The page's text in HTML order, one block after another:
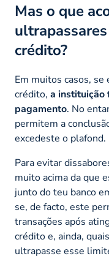
Mas o que
crédito?
Em muitos casos,
crédito, a instituição
pagamento. No
permitem a
excedeste o plafond.
Para evitar
muito acima da que
junto do teu banco
se, de facto, este
transações após
crédito e, ainda,
ultrapasse esse